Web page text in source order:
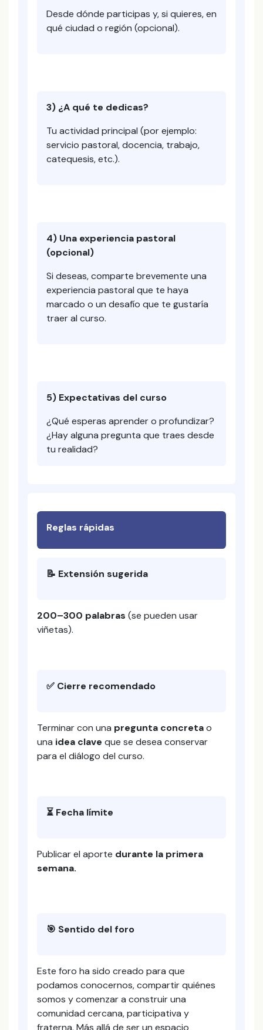
Desde dónde participas y, si quieres, en
qué ciudad o región (opcional).
3) ¿A qué te dedicas?
Tu actividad principal (por ejemplo:
servicio pastoral, docencia, trabajo,
catequesis, etc.).
4) Una experiencia pastoral
(opcional)
Si deseas, comparte brevemente una
experiencia pastoral que te haya
marcado o un desafío que te gustaría
traer al curso.
5) Expectativas del curso
¿Qué esperas aprender o profundizar?
¿Hay alguna pregunta que traes desde
tu realidad?
Reglas rápidas
📝 Extensión sugerida
200–300 palabras (se pueden usar
viñetas).
✅ Cierre recomendado
Terminar con una pregunta concretao
una idea clave que se desea conservar
para el diálogo del curso.
⏳ Fecha límite
Publicar el aporte durante la primera
semana.
🎯 Sentido del foro
Este foro ha sido creado para que
podamos conocernos, compartir quiénes
somos y comenzar a construir una
comunidad cercana, participativa y
fraterna. Más allá de ser un espacio